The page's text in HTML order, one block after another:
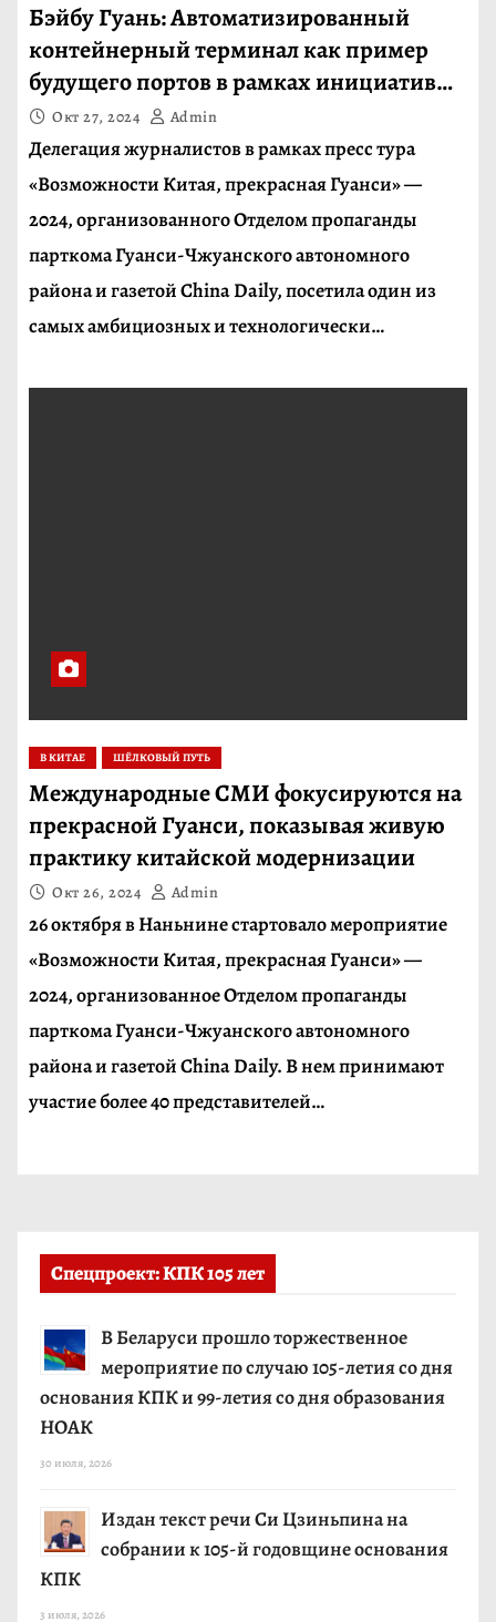
Бэйбу Гуань: Автоматизированный
контейнерный терминал как пример
будущего портов в рамках инициативы
«Один пояс, один путь»
Окт 27, 2024 Admin
Делегация журналистов в рамках пресс тура
«Возможности Китая, прекрасная Гуанси» —
2024, организованного Отделом пропаганды
парткома Гуанси-Чжуанского автономного
района и газетой China Daily, посетила один из
самых амбициозных и технологически…
В КИТАЕ ШЁЛКОВЫЙ ПУТЬ
Международные СМИ фокусируются на
прекрасной Гуанси, показывая живую
практику китайской модернизации
Окт 26, 2024 Admin
26 октября в Наньнине стартовало мероприятие
«Возможности Китая, прекрасная Гуанси» —
2024, организованное Отделом пропаганды
парткома Гуанси-Чжуанского автономного
района и газетой China Daily. В нем принимают
участие более 40 представителей…
Спецпроект: КПК 105 лет
В Беларуси прошло торжественное
мероприятие по случаю 105-летия со дня
основания КПК и 99-летия со дня образования
НОАК
30 июля, 2026
Издан текст речи Си Цзиньпина на
собрании к 105-й годовщине основания
КПК
3 июля, 2026